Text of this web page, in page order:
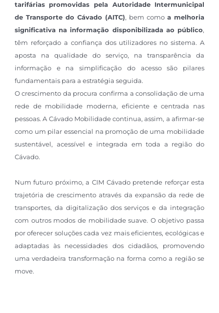
tarifárias promovidas pela Autoridade Intermunicipal
de Transporte do Cávado (AITC), bem comoa melhoria
significativa na informação disponibilizada ao público,
têm reforçado a confiança dos utilizadores no sistema. A
aposta na qualidade do serviço, na transparência da
informação e na simplificação do acesso são pilares
fundamentais para a estratégia seguida.
O crescimento da procura confirma a consolidação de uma
rede de mobilidade moderna, eficiente e centrada nas
pessoas. A Cávado Mobilidade continua, assim, a afirmar-se
como um pilar essencial na promoção de uma mobilidade
sustentável, acessível e integrada em toda a região do
Cávado.
Num futuro próximo, a CIM Cávado pretende reforçar esta
trajetória de crescimento através da expansão da rede de
transportes, da digitalização dos serviços e da integração
com outros modos de mobilidade suave. O objetivo passa
por oferecer soluções cada vez mais eficientes, ecológicas e
adaptadas às necessidades dos cidadãos, promovendo
uma verdadeira transformação na forma como a região se
move.